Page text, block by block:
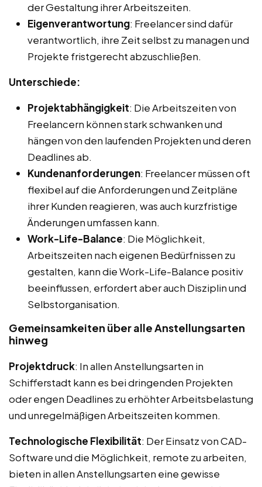
der Gestaltung ihrer Arbeitszeiten.
Eigenverantwortung: Freelancer sind dafür
verantwortlich, ihre Zeit selbst zu managen und
Projekte fristgerecht abzuschließen.
Unterschiede:
Projektabhängigkeit: Die Arbeitszeiten von
Freelancern können stark schwanken und
hängen von den laufenden Projekten und deren
Deadlines ab.
Kundenanforderungen: Freelancer müssen oft
flexibel auf die Anforderungen und Zeitpläne
ihrer Kunden reagieren, was auch kurzfristige
Änderungen umfassen kann.
Work-Life-Balance: Die Möglichkeit,
Arbeitszeiten nach eigenen Bedürfnissen zu
gestalten, kann die Work-Life-Balance positiv
beeinflussen, erfordert aber auch Disziplin und
Selbstorganisation.
Gemeinsamkeiten über alle Anstellungsarten
hinweg
Projektdruck: In allen Anstellungsarten in
Schifferstadt kann es bei dringenden Projekten
oder engen Deadlines zu erhöhter Arbeitsbelastung
und unregelmäßigen Arbeitszeiten kommen.
Technologische Flexibilität: Der Einsatz von CAD-
Software und die Möglichkeit, remote zu arbeiten,
bieten in allen Anstellungsarten eine gewisse